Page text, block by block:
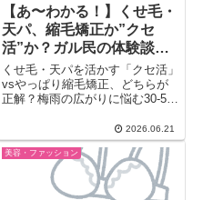
【あ〜わかる！】くせ毛・
天パ、縮毛矯正か”クセ
活”か？ガル民の体験談ま
とめ｜梅雨対策・ヘアケア
の知恵
くせ毛・天パを活かす「クセ活」
vsやっぱり縮毛矯正、どちらが
正解？梅雨の広がりに悩む30-50
コメントから厳選。カーリーメソ
ッドの実態、年齢による変化、お
すすめヘアケアまで、当事者だか
らわかる本音を一気読み。
2026.06.21
美容・ファッション